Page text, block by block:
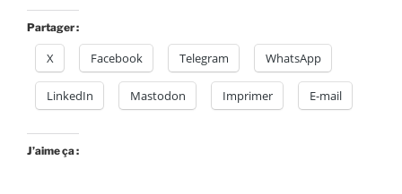
Partager :
X Facebook Telegram WhatsApp
LinkedIn Mastodon Imprimer E-mail
J’aime ça :